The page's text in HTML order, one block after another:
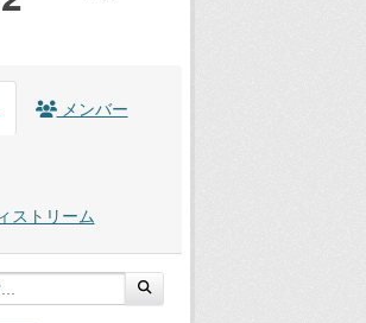
メンバー
ストリーム